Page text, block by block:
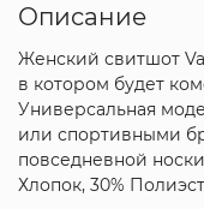
Описание
Женский свитшот
в котором будет
Универсальная
или спортивными
повседневной
Хлопок, 30%